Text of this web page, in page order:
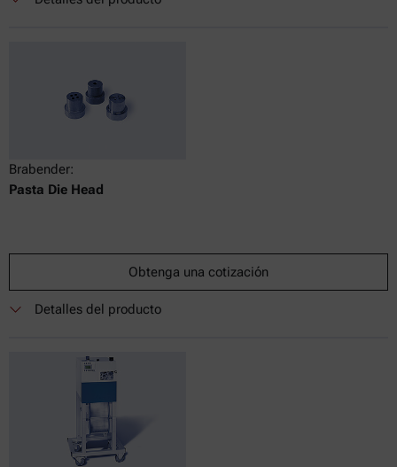
Brabender:
Pasta Die Head
Obtenga una cotización
Detalles del producto